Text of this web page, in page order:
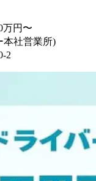
万円〜
本社営業所)
2